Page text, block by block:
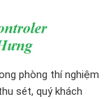
phòng thí nghiệm
sét, quý khách